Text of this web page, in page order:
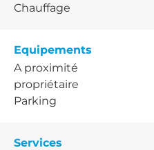
Chauffage
Equipements
A proximité
propriétaire
Parking
Services